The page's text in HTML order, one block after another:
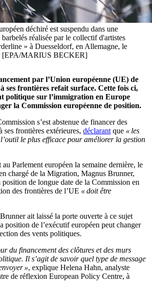
déchiré est suspendu dans une
réalisée par le collectif d'artistes
» à Duesseldorf, en Allemagne, le
[EPA/MARIUS BECKER]
par l’Union européenne (UE) de
ses frontières refait surface. Cette fois ci,
politique sur l’immigration en Europe
la Commission européenne de position.
s’est abstenue de financer des
ses frontières extérieures, déclarant que « les
le plus efficace pour améliorer la gestion
Parlement européen la semaine dernière, le
chargé de la Migration, Magnus Brunner,
position de longue date de la Commission en
des frontières de l’UE « doit être
ait laissé la porte ouverte à ce sujet
position de l’exécutif européen peut changer
des vents politiques.
du financement des clôtures et des murs
Il s’agit de savoir quel type de message
», explique Helena Hahn, analyste
de réflexion European Policy Centre, à